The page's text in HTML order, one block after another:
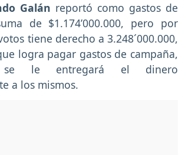
Galán reportó como gastos de
de $1.174’000.000, pero por
tiene derecho a 3.248´000.000,
logra pagar gastos de campaña,
le entregará el dinero
a los mismos.